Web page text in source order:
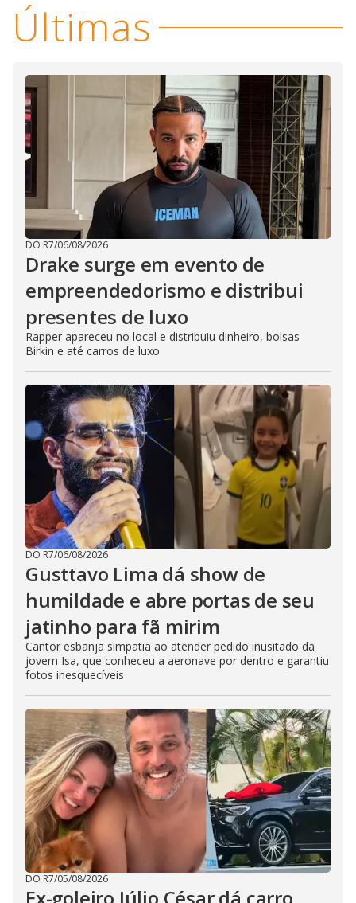
Últimas
DO R7/06/08/2026
Drake surge em evento de
empreendedorismo e distribui
presentes de luxo
Rapper apareceu no local e distribuiu dinheiro, bolsas
Birkin e até carros de luxo
DO R7/06/08/2026
Gusttavo Lima dá show de
humildade e abre portas de seu
jatinho para fã mirim
Cantor esbanja simpatia ao atender pedido inusitado da
jovem Isa, que conheceu a aeronave por dentro e garantiu
fotos inesquecíveis
DO R7/05/08/2026